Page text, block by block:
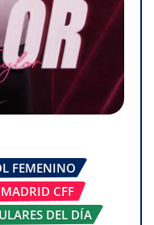
FEMENINO
MADRID CFF
DEL DÍA